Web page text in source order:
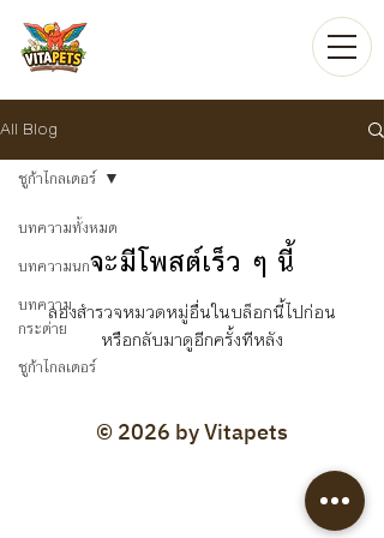
All Blog
บทความทั้งหมด
บทความนก
บทความ
กระต่าย
ชูก้าไกลเดอร์
ชูก้าไกลเดอร์
จะมีโพสต์เร็ว ๆ นี้
ลองสำรวจหมวดหมู่อื่นในบล็อกนี้ไปก่อน
หรือกลับมาดูอีกครั้งทีหลัง
© 2026 by Vitapets